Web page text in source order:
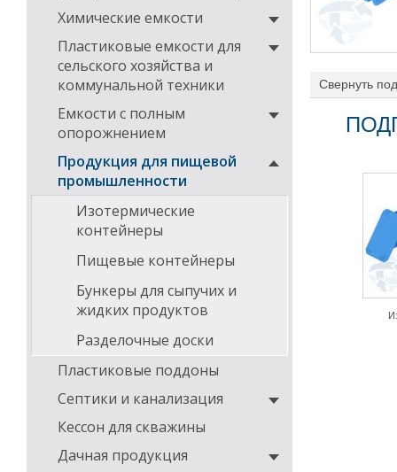
Химические емкости
Пластиковые емкости для
сельского хозяйства и
коммунальной техники
Емкости с полным
опорожнением
Продукция для пищевой
промышленности
Изотермические
контейнеры
Пищевые контейнеры
Бункеры для сыпучих и
жидких продуктов
Разделочные доски
Пластиковые поддоны
Септики и канализация
Кессон для скважины
Дачная продукция
производств
(ванны).
Все изделия
Свернуть